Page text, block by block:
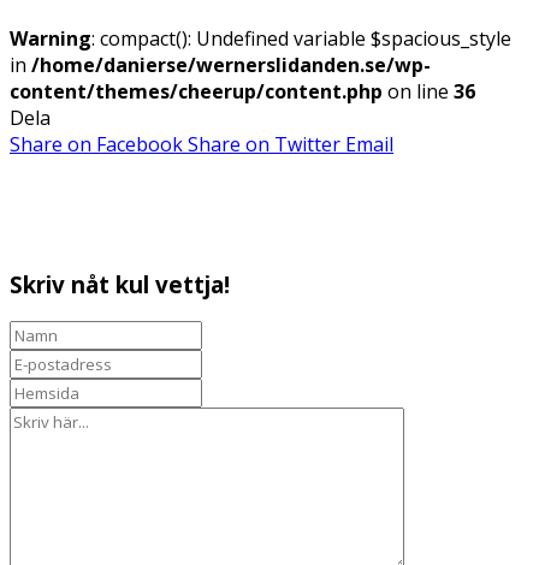
Warning: compact(): Undefined variable $spacious_style
in /home/danierse/wernerslidanden.se/wp-
content/themes/cheerup/content.php on line 36
Dela
Share on FacebookShare on Twitter Email
Skriv nåt kul vettja!